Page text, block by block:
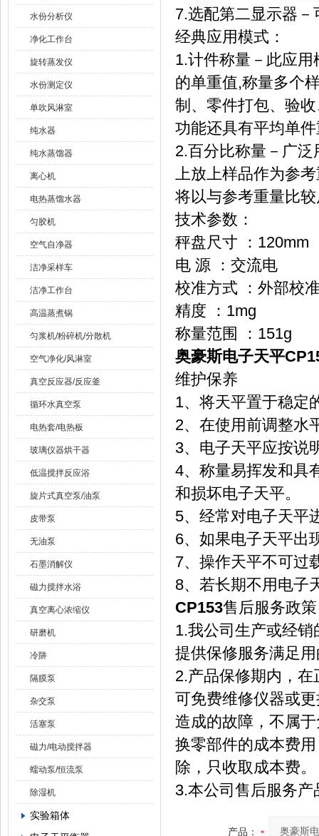
水份分析仪
净化工作台
旋转蒸发仪
水份测定仪
单吹风淋室
纯水器
纯水蒸馏器
离心机
电热蒸馏水器
匀胶机
空气自净器
洁净采样车
洁净工作台
高温蒸煮锅
匀浆机/粉碎机/分散机
空气净化/风淋室
真空反应器/反应釜
循环水真空泵
电热套/电热板
玻璃仪器烘干器
低温搅拌反应浴
旋片式真空泵/油泵
皮带泵
无油泵
石墨消解仪
磁力搅拌水浴
真空离心浓缩仪
研磨机
冷阱
隔膜泵
杂交泵
活塞泵
磁力/电动搅拌器
蠕动泵/恒流泵
除湿机
实验箱体
7.选配第二显示器
经典应用模式：
1.计件称量－此应
的单重值,称量多个
制、零件打包、验
功能还具有平均单
2.百分比称量－广
上放上样品作为参
将以与参考重量比
技术参数：
秤盘尺寸 ：120mm
电 源 ：交流电
校准方式 ：外部校
精度 ：1mg
称量范围 ：151g
奥豪斯电子天平
维护保养
1、将天平置于稳定
2、在使用前调整水
3、电子天平应按说
4、称量易挥发和具
和损坏电子天平。
5、经常对电子天平
6、如果电子天平出
7、操作天平不可过
8、若长期不用电子
CP153售后服务政
1.我公司生产或经
提供保修服务满足
2.产品保修期内，
可免费维修仪器或
造成的故障，不属
换零部件的成本费
除，只收取成本费。
3.本公司售后服务
产品：